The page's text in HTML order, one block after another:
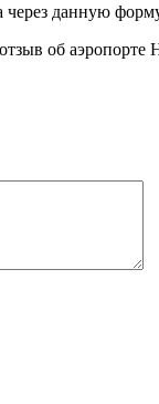
данную
об аэропорте